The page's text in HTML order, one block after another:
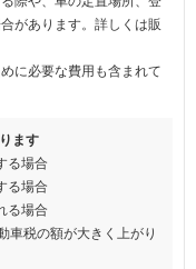
があります。詳しくは販
に必要な費用も含まれて
ます
る場合
る場合
る場合
車税の額が大きく上がり